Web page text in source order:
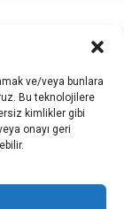
ve/veya bunlara
Bu teknolojilere
kimlikler gibi
onayı geri